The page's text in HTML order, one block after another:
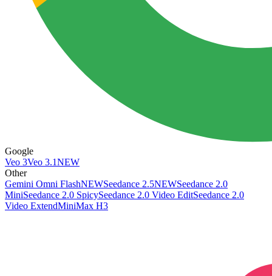
Google
Veo 3Veo 3.1NEW
Other
Gemini Omni FlashNEWSeedance 2.5NEWSeedance 2.0
MiniSeedance 2.0 SpicySeedance 2.0 Video EditSeedance 2.0
Video ExtendMiniMax H3